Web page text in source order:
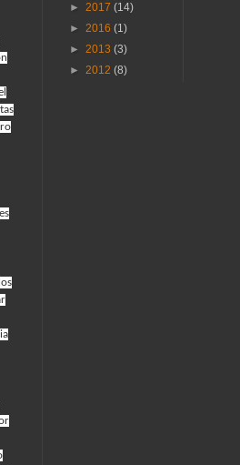
► 2017 (14)
► 2016 (1)
► 2013 (3)
► 2012 (8)